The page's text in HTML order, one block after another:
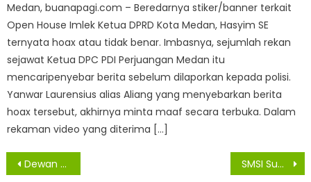
Medan, buanapagi.com – Beredarnya stiker/banner terkait
Open House Imlek Ketua DPRD Kota Medan, Hasyim SE
ternyata hoax atau tidak benar. Imbasnya, sejumlah rekan
sejawat Ketua DPC PDI Perjuangan Medan itu
mencaripenyebar berita sebelum dilaporkan kepada polisi.
Yanwar Laurensius alias Aliang yang menyebarkan berita
hoax tersebut, akhirnya minta maaf secara terbuka. Dalam
rekaman video yang diterima […]
Navigasi
Dewan Minta Para Camat Serius Bantu Walikota Medan SMSI Sumut ‘Warning’ Pemko Medan Jangan Sampai Terjebak Situasi “Darurat Pers”